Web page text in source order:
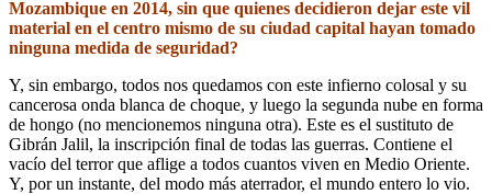
Mozambique en 2014, sin que quienes decidieron dejar este vil
material en el centro mismo de su ciudad capital hayan tomado
ninguna medida de seguridad?
Y, sin embargo, todos nos quedamos con este infierno colosal y su
cancerosa onda blanca de choque, y luego la segunda nube en forma
de hongo (no mencionemos ninguna otra). Este es el sustituto de
Gibrán Jalil, la inscripción final de todas las guerras. Contiene el
vacío del terror que aflige a todos cuantos viven en Medio Oriente.
Y, por un instante, del modo más aterrador, el mundo entero lo vio.